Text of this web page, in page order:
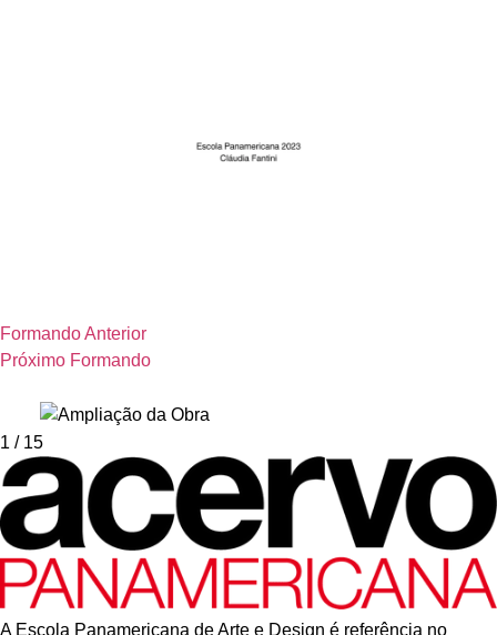
Formando Anterior
Próximo Formando
1 / 15
A Escola Panamericana de Arte e Design é referência no